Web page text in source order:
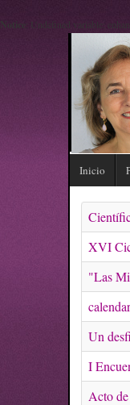
Notice : Undefined variable:
Inicio
XVI
"Las
Un
I
Acto